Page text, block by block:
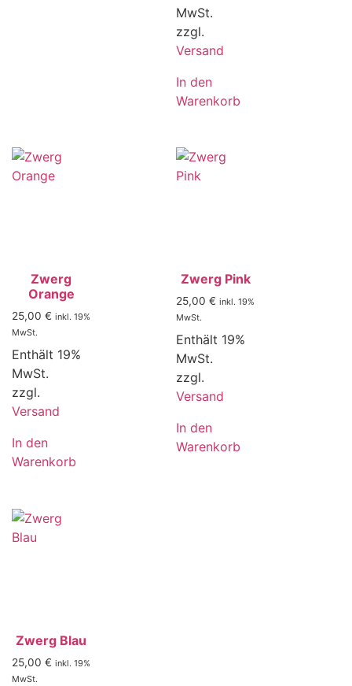
MwSt.
zzgl.
Versand
In den
Warenkorb
Zwerg
Orange
25,00 € inkl. 19%
MwSt.
Enthält 19%
MwSt.
zzgl.
Versand
In den
Warenkorb
Zwerg Pink
25,00 € inkl. 19%
MwSt.
Enthält 19%
MwSt.
zzgl.
Versand
In den
Warenkorb
Zwerg Blau
25,00 € inkl. 19%
MwSt.